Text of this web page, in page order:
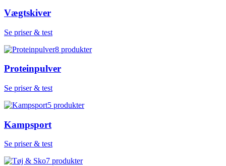
Vægtskiver
Se priser & test
8 produkter
Proteinpulver
Se priser & test
5 produkter
Kampsport
Se priser & test
7 produkter